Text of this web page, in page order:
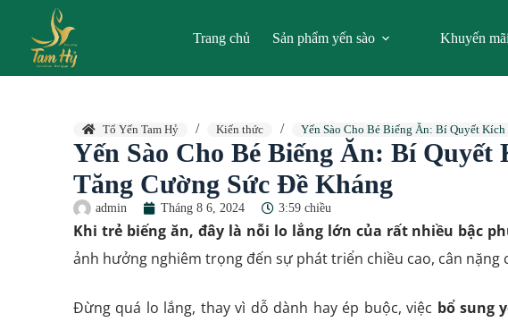
Trang chủ Sản phẩm yến sào Khuyến mãi
Tổ Yến Tam Hỷ Kiến thức Yến Sào Cho Bé Biếng Ăn: Bí Quyết
Yến Sào Cho Bé Biếng Ăn: Bí
Tăng Cường Sức Đề Kháng
admin Tháng 8 6, 2024 3:59 chiều
Khi trẻ biếng ăn, đây là nỗi lo lắng lớn của rất nhiều bậc
ảnh hưởng nghiêm trọng đến sự phát triển chiều cao, cân nặng
Đừng quá lo lắng, thay vì dỗ dành hay ép buộc, việc bổ sung